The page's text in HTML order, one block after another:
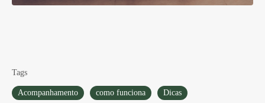
Tags
Acompanhamento como funciona Dicas